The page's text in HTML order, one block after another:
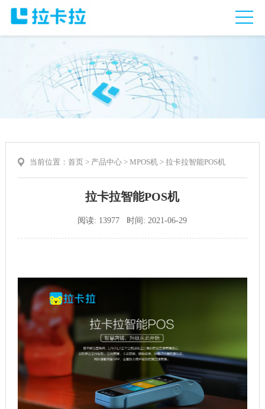
当前位置： 首页> 产品中心> MPOS机> 拉卡拉智能POS机
拉卡拉智能POS机
阅读: 13977 时间: 2021-06-29